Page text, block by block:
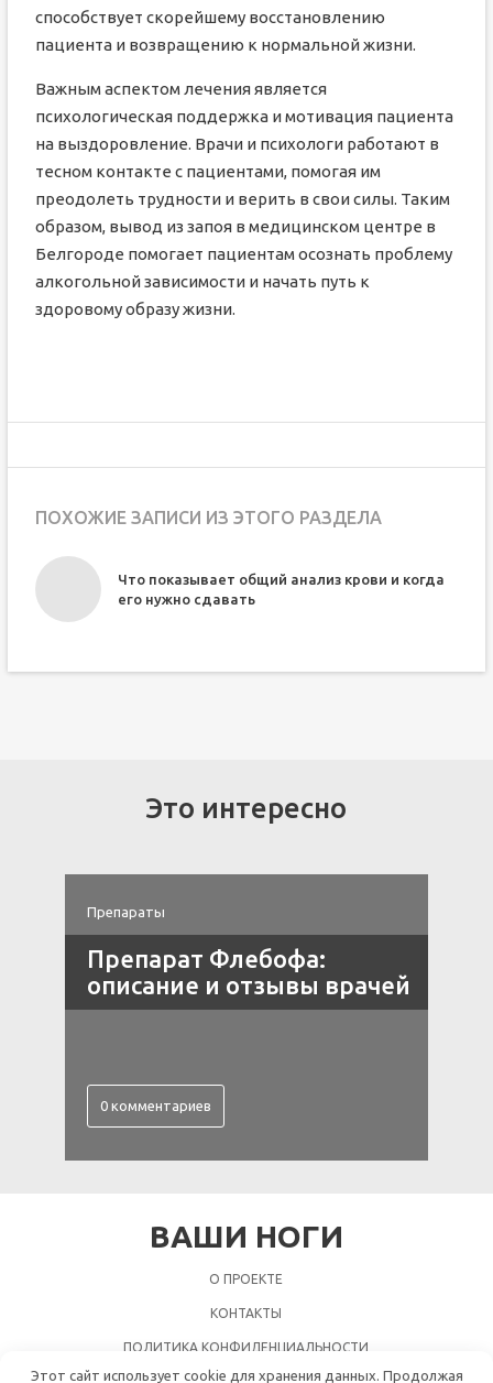
способствует скорейшему восстановлению
пациента и возвращению к нормальной жизни.
Важным аспектом лечения является
психологическая поддержка и мотивация пациента
на выздоровление. Врачи и психологи работают в
тесном контакте с пациентами, помогая им
преодолеть трудности и верить в свои силы. Таким
образом, вывод из запоя в медицинском центре в
Белгороде помогает пациентам осознать проблему
алкогольной зависимости и начать путь к
здоровому образу жизни.
ПОХОЖИЕ ЗАПИСИ ИЗ ЭТОГО РАЗДЕЛА
Что показывает общий анализ крови и когда
его нужно сдавать
Это интересно
Препараты
Препарат Флебофа:
описание и отзывы врачей
0 комментариев
ВАШИ НОГИ
О ПРОЕКТЕ
КОНТАКТЫ
ПОЛИТИКА КОНФИДЕНЦИАЛЬНОСТИ
Этот сайт использует cookie для хранения данных. Продолжая